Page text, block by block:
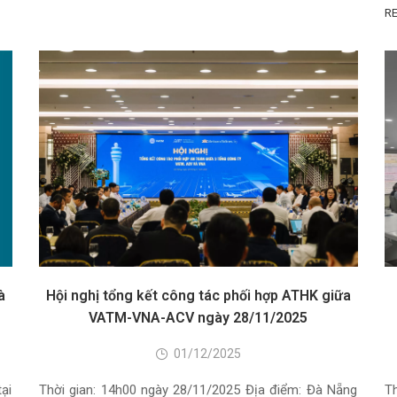
Hội nghị tổng kết công tác phối hợp ATHK giữa
VATM-VNA-ACV ngày 28/11/2025
01/12/2025
Thời gian: 14h00 ngày 28/11/2025 Địa điểm: Đà Nẵng